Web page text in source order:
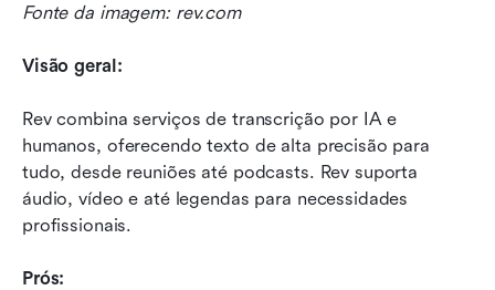
Fonte da imagem: rev.com
Visão geral:
Rev combina serviços de transcrição por IA e
humanos, oferecendo texto de alta precisão para
tudo, desde reuniões até podcasts. Rev suporta
áudio, vídeo e até legendas para necessidades
profissionais.
Prós: